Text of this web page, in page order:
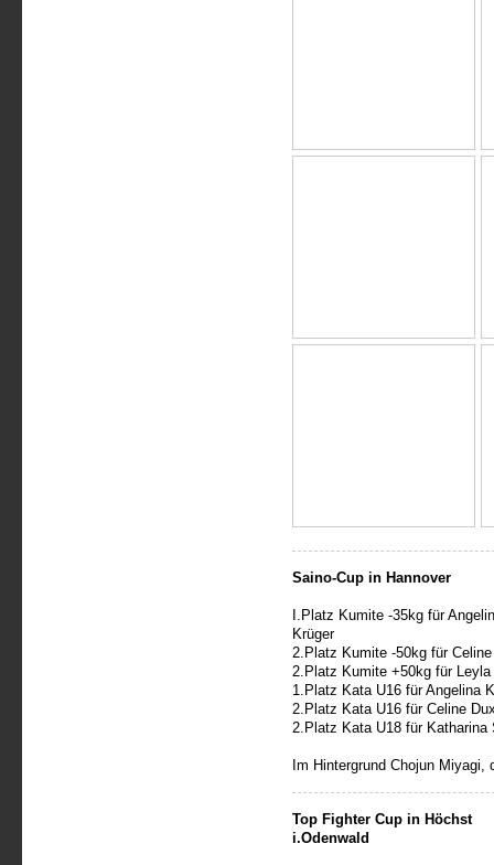
Saino-Cup in Hannover
I.Platz Kumite -35kg für
Krüger
2.Platz Kumite -50kg für
2.Platz Kumite +50kg für Leyla
1.Platz Kata U16 für Angelina
2.Platz Kata U16 für Celine
2.Platz Kata U18 für Katharina
Im Hintergrund Chojun
Top Fighter Cup in Höchst
i.Odenwald